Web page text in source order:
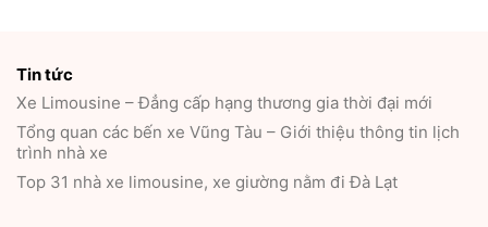
Tin tức
Xe Limousine – Đẳng cấp hạng thương gia thời đại mới
Tổng quan các bến xe Vũng Tàu – Giới thiệu thông tin lịch
trình nhà xe
Top 31 nhà xe limousine, xe giường nằm đi Đà Lạt